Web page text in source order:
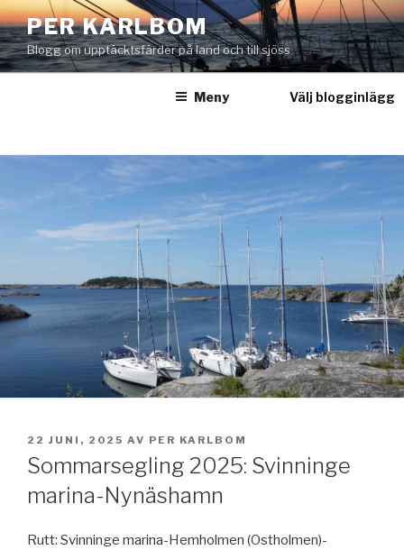
Hoppa
till
innehåll
PER KARLBOM
Blogg om upptäcktsfärder på land och till sjöss
Meny Välj blogginlägg
PUBLICERAT
22 JUNI, 2025 AV PER KARLBOM
Sommarsegling 2025: Svinninge
marina-Nynäshamn
Rutt: Svinninge marina-Hemholmen (Ostholmen)-